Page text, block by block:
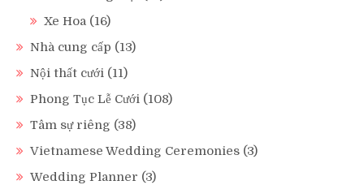
Xe Hoa (16)
Nhà cung cấp (13)
Nội thất cưới (11)
Phong Tục Lễ Cưới (108)
Tâm sự riêng (38)
Vietnamese Wedding Ceremonies (3)
Wedding Planner (3)